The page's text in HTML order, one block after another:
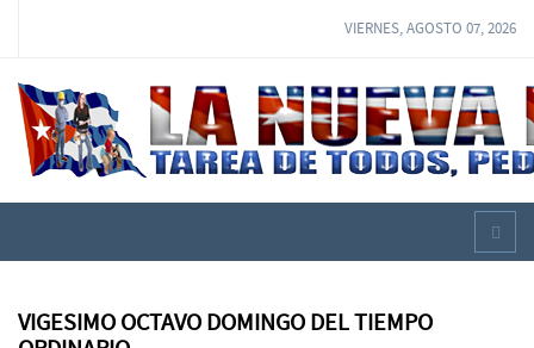
VIERNES, AGOSTO 07, 2026
VIGESIMO OCTAVO DOMINGO DEL TIEMPO